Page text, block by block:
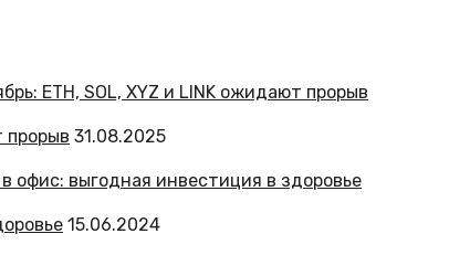
прорыв 31.08.2025
15.06.2024